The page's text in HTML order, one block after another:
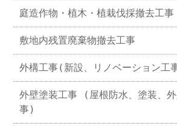
庭造作物・植木・植栽伐採撤去工事
敷地内残置廃棄物撤去工事
外構工事(新設、リノベーション工
外壁塗装工事 (屋根防水、塗装、
事)